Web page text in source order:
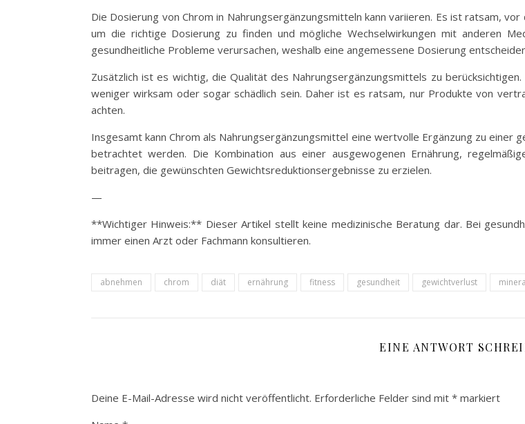
Die Dosierung von Chrom in Nahrungsergänzungsmitteln kann variieren. Es ist ratsam,
um die richtige Dosierung zu finden und mögliche Wechselwirkungen mit anderen
gesundheitliche Probleme verursachen, weshalb eine angemessene Dosierung
Zusätzlich ist es wichtig, die Qualität des Nahrungsergänzungsmittels zu
weniger wirksam oder sogar schädlich sein. Daher ist es ratsam, nur Produkte von
achten.
Insgesamt kann Chrom als Nahrungsergänzungsmittel eine wertvolle Ergänzung zu einer
betrachtet werden. Die Kombination aus einer ausgewogenen Ernährung,
beitragen, die gewünschten Gewichtsreduktionsergebnisse zu erzielen.
—
**Wichtiger Hinweis:** Dieser Artikel stellt keine medizinische Beratung dar. Bei
immer einen Arzt oder Fachmann konsultieren.
abnehmen chrom diät ernährung fitness gesundheit gewichtverlust
EINE ANTWORT
Deine E-Mail-Adresse wird nicht veröffentlicht. Erforderliche Felder sind mit * markiert